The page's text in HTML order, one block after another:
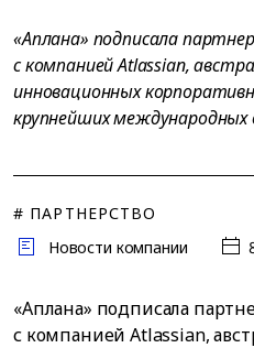
«Аплана» подписала
с компанией Atlassian,
инновационных
крупнейших международных
# ПАРТНЕРСТВО
Новости компании
«Аплана» подписала
с компанией Atlassian,